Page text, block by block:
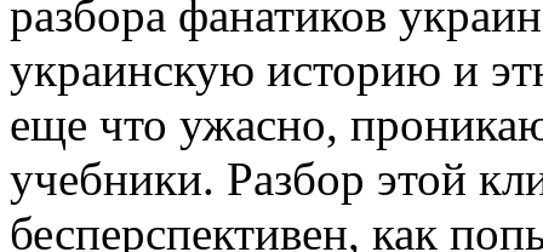
разбора фанатиков
украинскую историю и
еще что ужасно,
учебники. Разбор этой
бесперспективен, как